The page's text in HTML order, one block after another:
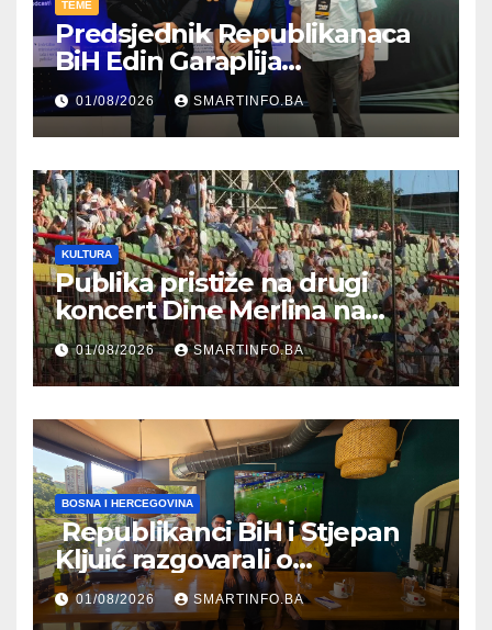
TEME
Predsjednik Republikanaca
BiH Edin Garaplija
prisustvovao prezentaciji
Federalnog sajma
zapošljavanja
01/08/2026 SMARTINFO.BA
KULTURA
Publika pristiže na drugi
koncert Dine Merlina na
Koševu
01/08/2026 SMARTINFO.BA
BOSNA I HERCEGOVINA
Republikanci BiH i Stjepan
Kljuić razgovarali o
evropskom putu Bosne i
Hercegovine
01/08/2026 SMARTINFO.BA